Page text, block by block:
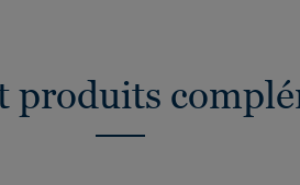
produits